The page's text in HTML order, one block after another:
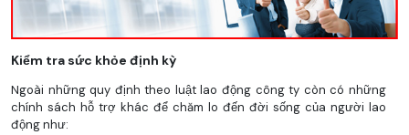
Kiểm tra sức khỏe định kỳ
Ngoài những quy định theo luật lao động công ty còn có những
chính sách hỗ trợ khác để chăm lo đến đời sống của người lao
động như: